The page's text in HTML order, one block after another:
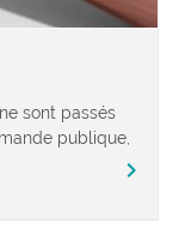
sont passés
publique,
chevron_right